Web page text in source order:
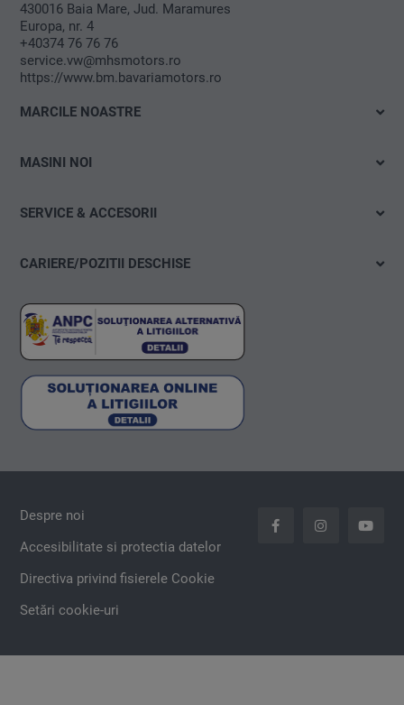
430016 Baia Mare, Jud. Maramures
Europa, nr. 4
+40374 76 76 76
service.vw@mhsmotors.ro
https://www.bm.bavariamotors.ro
MARCILE NOASTRE
Škoda
MASINI NOI
Test drive
Configurare
Consiliere financiara
SERVICE & ACCESORII
Programare service
Anvelope & Roti
carLOG
Accesorii auto
CARIERE/POZITII DESCHISE
Ia tu initiativa!
Despre noi
Accesibilitate si protectia datelor
Directiva privind fisierele Cookie
Setări cookie-uri